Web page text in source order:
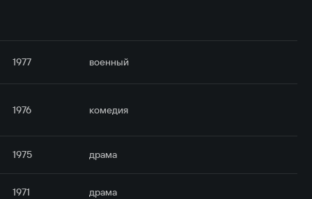
1977 военный
1976 комедия
1975 драма
1971 драма